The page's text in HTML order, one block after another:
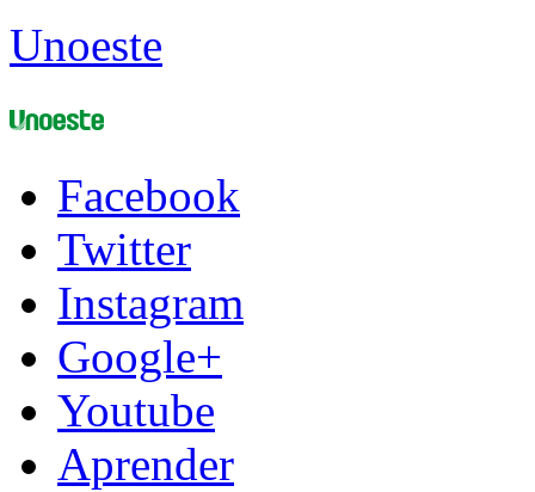
Unoeste
Facebook
Twitter
Instagram
Google+
Youtube
Aprender